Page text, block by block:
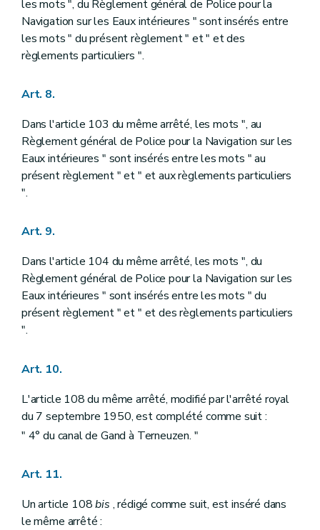
les mots ", du Règlement général de Police pour la
Navigation sur les Eaux intérieures " sont insérés entre
les mots " du présent règlement " et " et des
règlements particuliers ".
Art. 8.
Dans l'article 103 du même arrêté, les mots ", au
Règlement général de Police pour la Navigation sur les
Eaux intérieures " sont insérés entre les mots " au
présent règlement " et " et aux règlements particuliers
".
Art. 9.
Dans l'article 104 du même arrêté, les mots ", du
Règlement général de Police pour la Navigation sur les
Eaux intérieures " sont insérés entre les mots " du
présent règlement " et " et des règlements particuliers
".
Art. 10.
L'article 108 du même arrêté, modifié par l'arrêté royal
du 7 septembre 1950, est complété comme suit :
" 4° du canal de Gand à Terneuzen. "
Art. 11.
Un article 108bis , rédigé comme suit, est inséré dans
le même arrêté :